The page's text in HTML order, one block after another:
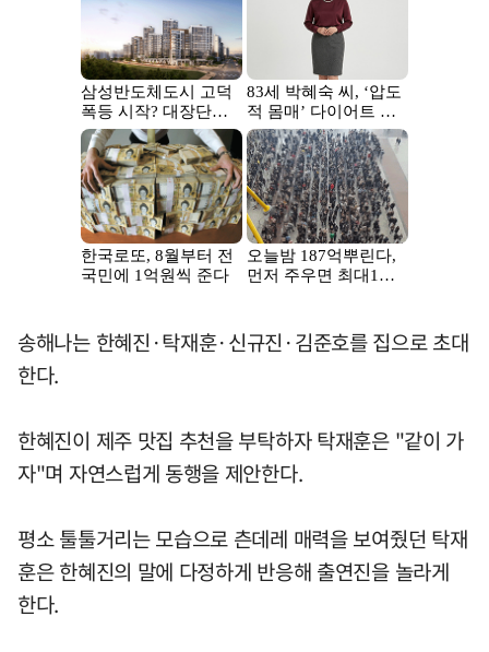
송해나는 한혜진·탁재훈·신규진·김준호를 집으로 초대
한다.
한혜진이 제주 맛집 추천을 부탁하자 탁재훈은 "같이 가
자"며 자연스럽게 동행을 제안한다.
평소 툴툴거리는 모습으로 츤데레 매력을 보여줬던 탁재
훈은 한혜진의 말에 다정하게 반응해 출연진을 놀라게
한다.